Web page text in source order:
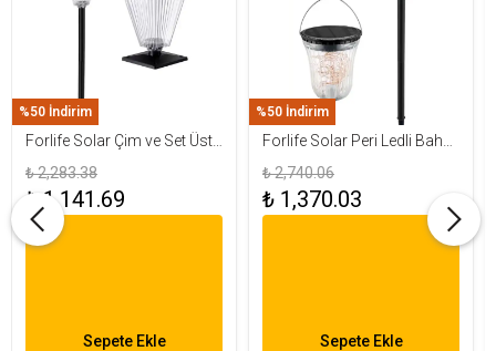
%50 İndirim
Forlife Solar Çim ve Set Üstü
Armatür 15W FL-3283
₺ 2,283.38
₺ 1,141.69
Sepete Ekle
%50 İndirim
Forlife Solar Peri Ledli Bahçe
Aydınlatma Armatürü FL-
3284
₺ 2,740.06
₺ 1,370.03
Sepete Ekle